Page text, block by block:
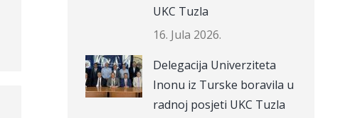
UKC Tuzla
16. Jula 2026.
Delegacija Univerziteta
Inonu iz Turske boravila u
radnoj posjeti UKC Tuzla